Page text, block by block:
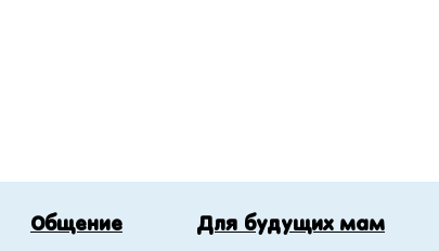
Общение Для будущих мам